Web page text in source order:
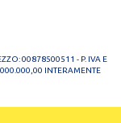
00878500511 - P. IVA E
INTERAMENTE